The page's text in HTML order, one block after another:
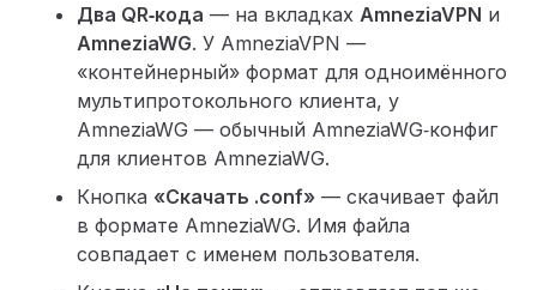
Два QR‑кода — на вкладках AmneziaVPN и
AmneziaWG. У AmneziaVPN —
«контейнерный» формат для одноимённого
мультипротокольного клиента, у
AmneziaWG — обычный AmneziaWG‑конфиг
для клиентов AmneziaWG.
Кнопка «Скачать .conf» — скачивает файл
в формате AmneziaWG. Имя файла
совпадает с именем пользователя.